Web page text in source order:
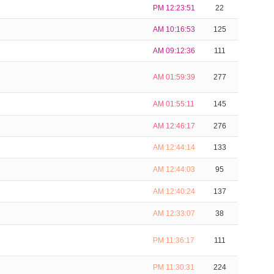
PM 12:23:51 22
AM 10:16:53 125
AM 09:12:36 111
AM 01:59:39 277
AM 01:55:11 145
AM 12:46:17 276
AM 12:44:14 133
AM 12:44:03 95
AM 12:40:24 137
AM 12:33:07 38
PM 11:36:17 111
PM 11:30:31 224